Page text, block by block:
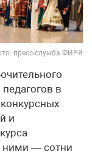
пресс-служба ФИРЯ
в
и
ними — сотни